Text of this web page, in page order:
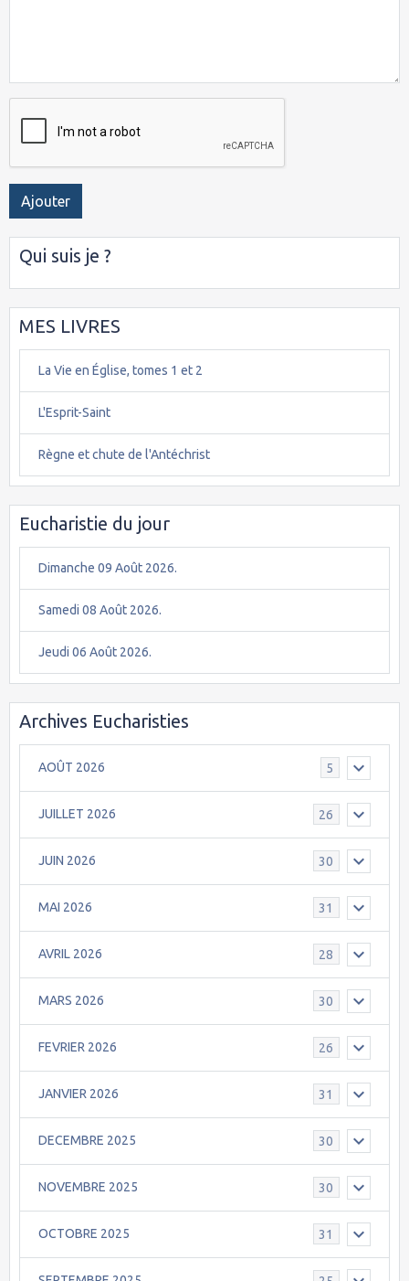
Ajouter
Qui suis je ?
MES LIVRES
La Vie en Église, tomes 1 et 2
L'Esprit-Saint
Règne et chute de l'Antéchrist
Eucharistie du jour
Dimanche 09 Août 2026.
Samedi 08 Août 2026.
Jeudi 06 Août 2026.
Archives Eucharisties
AOÛT 2026 5
JUILLET 2026 26
JUIN 2026 30
MAI 2026 31
AVRIL 2026 28
MARS 2026 30
FEVRIER 2026 26
JANVIER 2026 31
DECEMBRE 2025 30
NOVEMBRE 2025 30
OCTOBRE 2025 31